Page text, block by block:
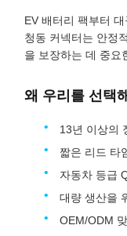
EV 배터리 팩부터
청동 커넥터는 안정
을 보장하는 데 중요
왜 우리를 선택
13년 이상의
짧은 리드 타
자동차 등급
대량 생산을
OEM/ODM